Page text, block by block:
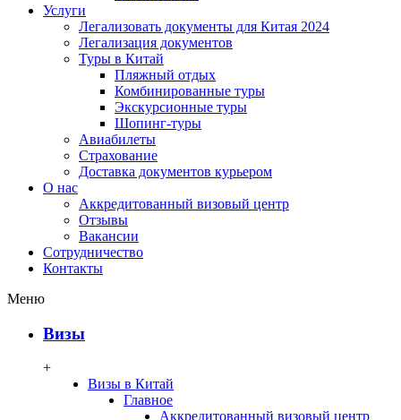
Услуги
Легализовать документы для Китая 2024
Легализация документов
Туры в Китай
Пляжный отдых
Комбинированные туры
Экскурсионные туры
Шопинг-туры
Авиабилеты
Страхование
Доставка документов курьером
О нас
Аккредитованный визовый центр
Отзывы
Вакансии
Сотрудничество
Контакты
Меню
Визы
+
Визы в Китай
Главное
Аккредитованный визовый центр